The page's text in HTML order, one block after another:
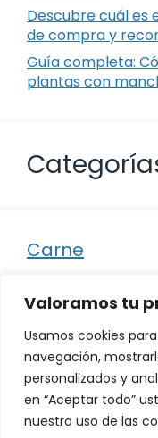
Valoramos tu
Usamos cookies
navegación,
personalizados y
en “Aceptar todo”
nuestro uso de las
Descubre cuál es
de compra y
Guía completa:
plantas con
Carne
Otro
Pescado
Recetas